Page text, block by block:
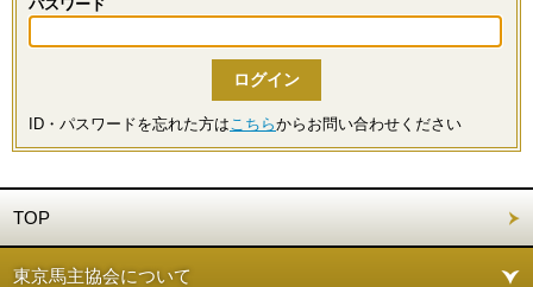
パスワード
ID・パスワードを忘れた方はこちらからお問い合わせください
TOP
東京馬主協会について